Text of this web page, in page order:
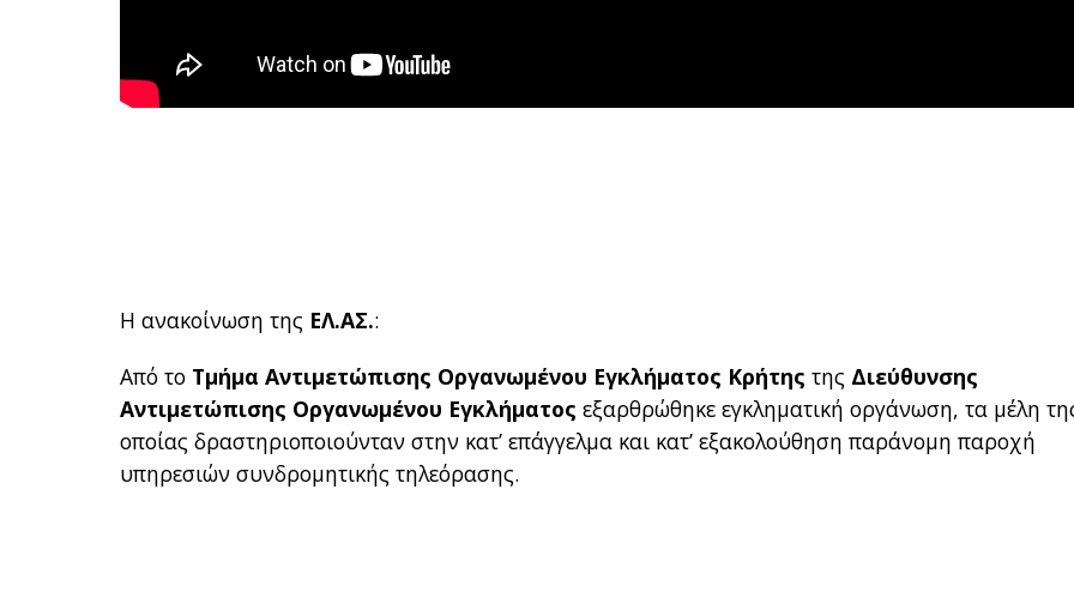
Η ανακοίνωση της ΕΛ.ΑΣ.:
Από το Τμήμα Αντιμετώπισης Οργανωμένου Εγκλήματος Κρήτης της Διεύθυνσης
Αντιμετώπισης Οργανωμένου Εγκλήματος εξαρθρώθηκε εγκληματική οργάνωση, τα μέλη
οποίας δραστηριοποιούνταν στην κατ’ επάγγελμα και κατ’ εξακολούθηση παράνομη παροχή
υπηρεσιών συνδρομητικής τηλεόρασης.